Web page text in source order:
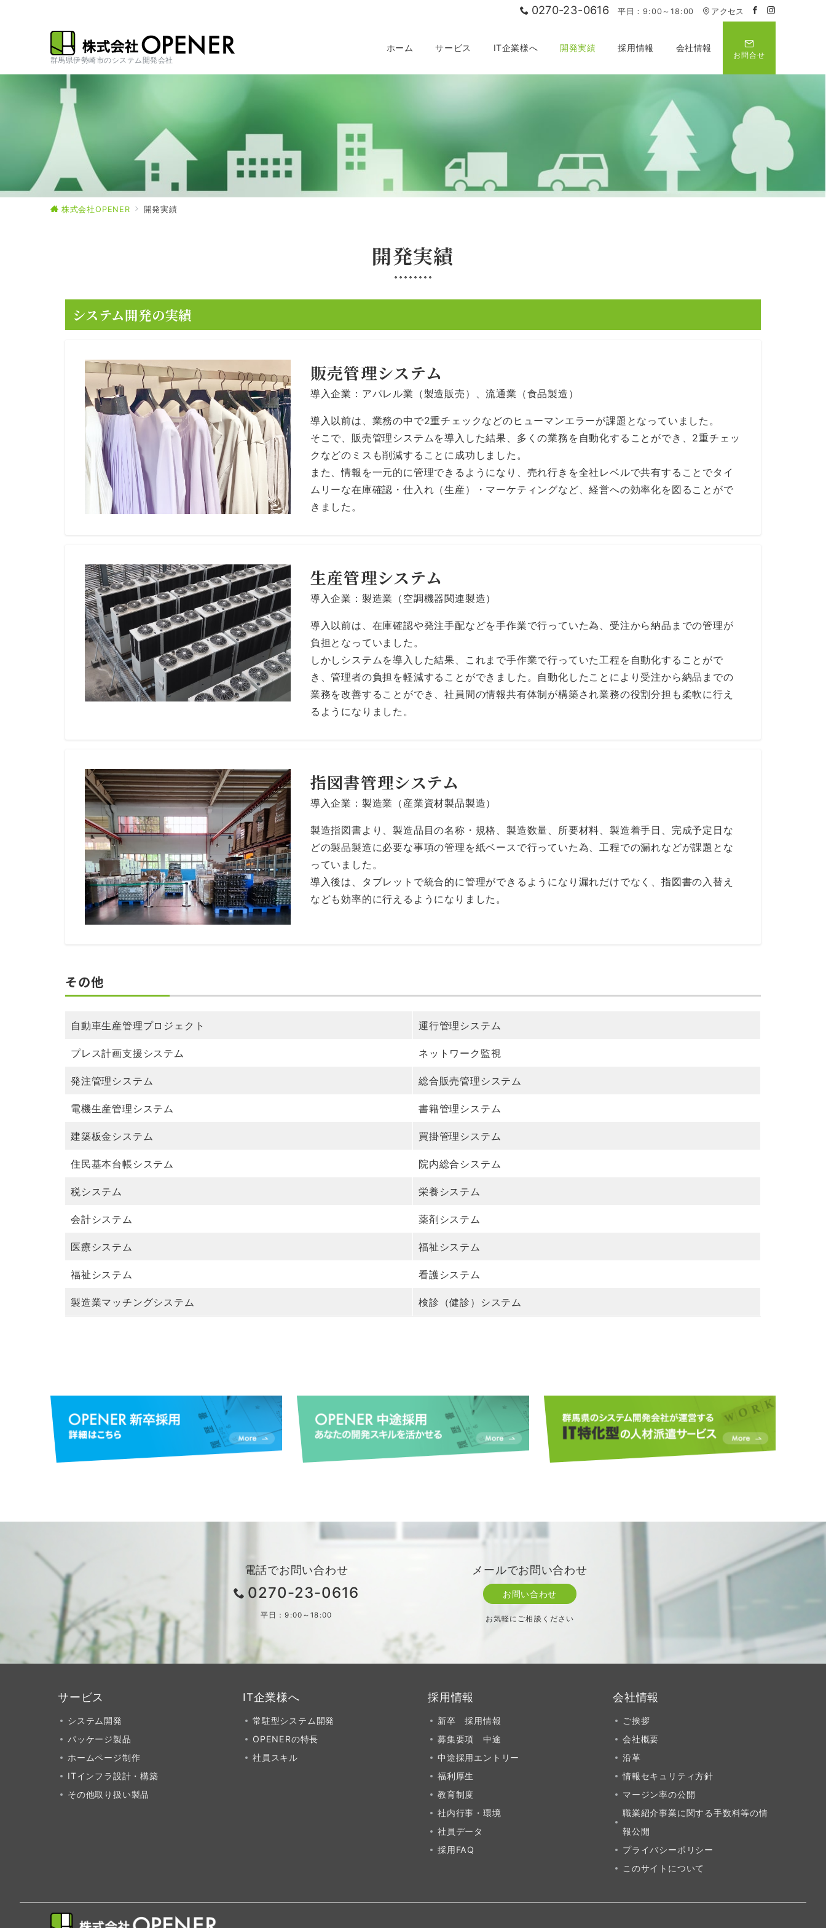
0270-23-0616 平日：9:00～18:00 アクセス
群馬県伊勢崎市のシステム開発会社
ホーム サービス IT企業様へ 開発実績 採用情報 会社情報
お問合せ
株式会社OPENER 開発実績
開発実績
システム開発の実績
販売管理システム
導入企業：アパレル業（製造販売）、流通業（食品製造）
導入以前は、業務の中で2重チェックなどのヒューマンエラーが課題となっていました。
そこで、販売管理システムを導入した結果、多くの業務を自動化することができ、2重チェッ
クなどのミスも削減することに成功しました。
また、情報を一元的に管理できるようになり、売れ行きを全社レベルで共有することでタイ
ムリーな在庫確認・仕入れ（生産）・マーケティングなど、経営への効率化を図ることがで
きました。
生産管理システム
導入企業：製造業（空調機器関連製造）
導入以前は、在庫確認や発注手配などを手作業で行っていた為、受注から納品までの管理が
負担となっていました。
しかしシステムを導入した結果、これまで手作業で行っていた工程を自動化することがで
き、管理者の負担を軽減することができました。自動化したことにより受注から納品までの
業務を改善することができ、社員間の情報共有体制が構築され業務の役割分担も柔軟に行え
るようになりました。
指図書管理システム
導入企業：製造業（産業資材製品製造）
製造指図書より、製造品目の名称・規格、製造数量、所要材料、製造着手日、完成予定日な
どの製品製造に必要な事項の管理を紙ベースで行っていた為、工程での漏れなどが課題とな
っていました。
導入後は、タブレットで統合的に管理ができるようになり漏れだけでなく、指図書の入替え
なども効率的に行えるようになりました。
その他
自動車生産管理プロジェクト
プレス計画支援システム
発注管理システム
電機生産管理システム
建築板金システム
住民基本台帳システム
税システム
会計システム
医療システム
福祉システム
製造業マッチングシステム
運行管理システム
ネットワーク監視
総合販売管理システム
書籍管理システム
買掛管理システム
院内総合システム
栄養システム
薬剤システム
福祉システム
看護システム
検診（健診）システム
電話でお問い合わせ
0270-23-0616
平日：9:00～18:00
メールでお問い合わせ
お問い合わせ
お気軽にご相談ください
サービス
システム開発
パッケージ製品
ホームページ制作
ITインフラ設計・構築
その他取り扱い製品
IT企業様へ
常駐型システム開発
OPENERの特長
社員スキル
採用情報
新卒 採用情報
募集要項 中途
中途採用エントリー
福利厚生
教育制度
社内行事・環境
社員データ
採用FAQ
会社情報
ご挨拶
会社概要
沿革
情報セキュリティ方針
マージン率の公開
職業紹介事業に関する手数料等の情
報公開
プライバシーポリシー
このサイトについて